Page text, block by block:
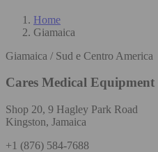
Home
Giamaica
Giamaica / Sud e Centro America
Cares Medical
Shop 20, 9 Hagley Park Road
Kingston, Jamaica
+1 (876) 584-7688